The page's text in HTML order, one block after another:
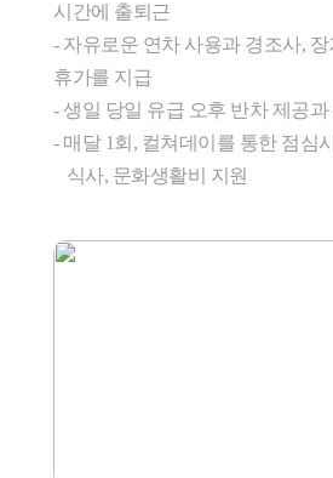
시간에 출퇴근
- 자유로운 연차 사용과 경조사,
휴가를 지급
- 생일 당일 유급 오후 반차 제공
- 매달 1회, 컬쳐데이를 통한 점심